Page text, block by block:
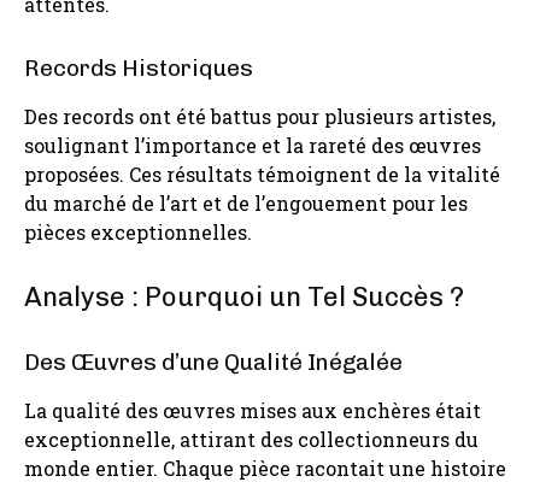
Records Historiques
Des records ont été battus pour plusieurs artistes,
soulignant l’importance et la rareté des œuvres
proposées. Ces résultats témoignent de la vitalité
du marché de l’art et de l’engouement pour les
pièces exceptionnelles.
Analyse : Pourquoi un Tel Succès ?
Des Œuvres d’une Qualité Inégalée
La qualité des œuvres mises aux enchères était
exceptionnelle, attirant des collectionneurs du
monde entier. Chaque pièce racontait une histoire